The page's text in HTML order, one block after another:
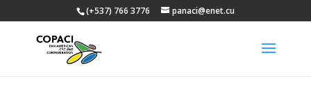
(+537) 766 3776 panaci@enet.cu